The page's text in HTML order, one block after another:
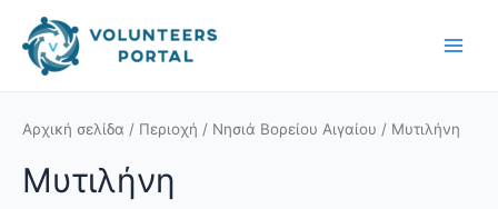
content
Αρχική σελίδα / Περιοχή / Νησιά Βορείου Αιγαίου / Μυτιλήνη
Μυτιλήνη